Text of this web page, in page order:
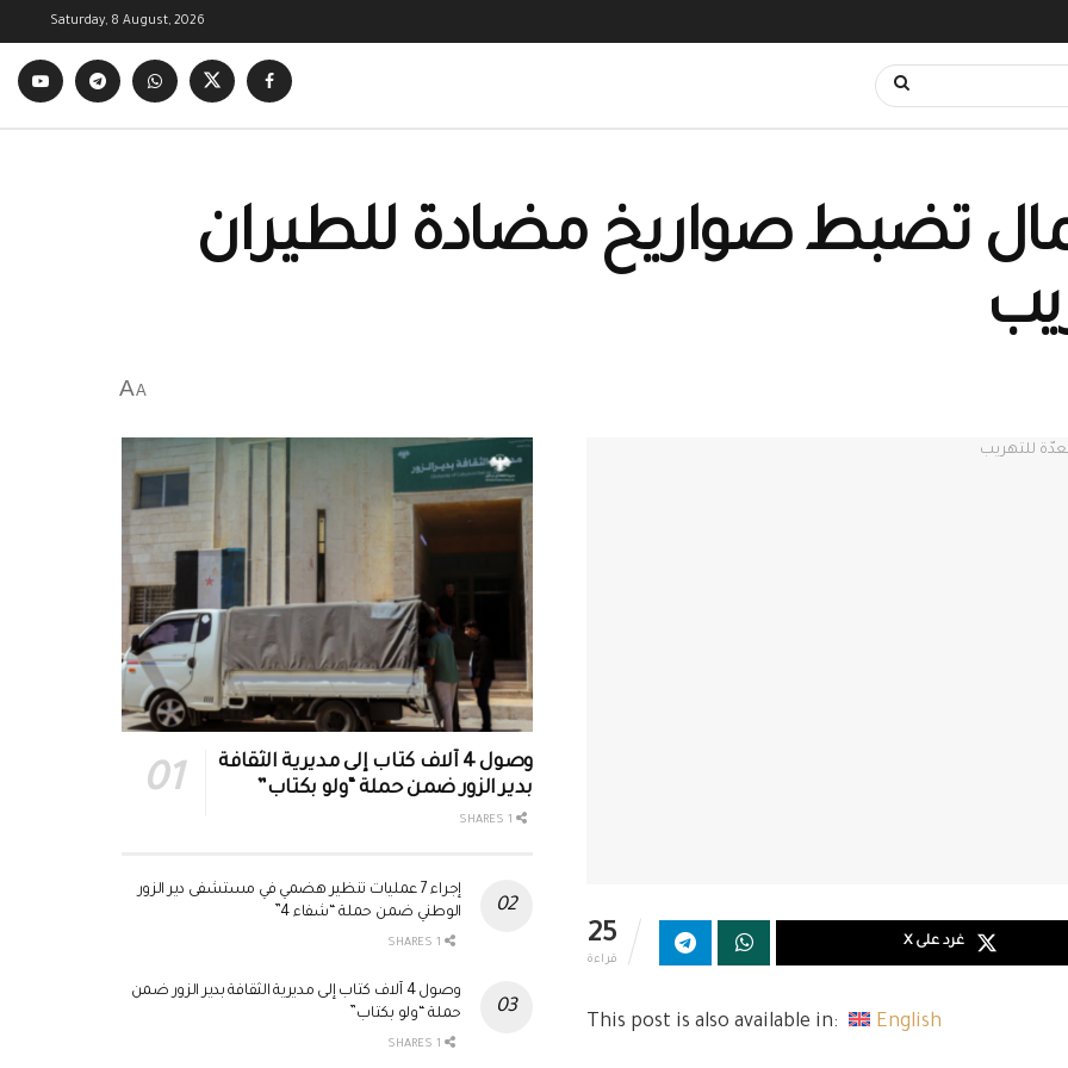
Saturday, 8 August, 2026
تضبط صواريخ مضادة للطيران
A
A
25
قراءة
غرد على X
This post is also available in: English
وصول 4 آلاف كتاب إلى مديرية الثقافة
بدير الزور ضمن حملة “ولو بكتاب”
إجراء 7 عمليات تنظير هضمي في مستشفى دير الزور
الوطني ضمن حملة “شفاء 4”
وصول 4 آلاف كتاب إلى مديرية الثقافة بدير الزور ضمن
حملة “ولو بكتاب”